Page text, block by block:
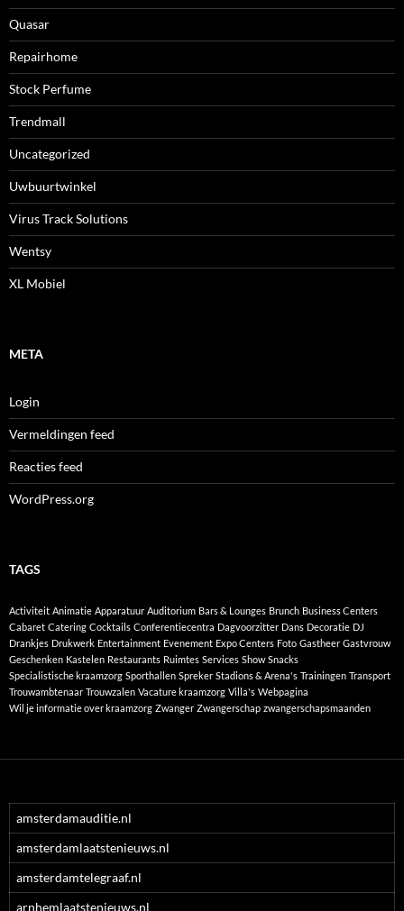
Quasar
Repairhome
Stock Perfume
Trendmall
Uncategorized
Uwbuurtwinkel
Virus Track Solutions
Wentsy
XL Mobiel
META
Login
Vermeldingen feed
Reacties feed
WordPress.org
TAGS
Activiteit Animatie Apparatuur Auditorium Bars & Lounges Brunch Business Centers
Cabaret Catering Cocktails Conferentiecentra Dagvoorzitter Dans Decoratie DJ
Drankjes Drukwerk Entertainment Evenement Expo Centers Foto Gastheer Gastvrouw
Geschenken Kastelen Restaurants Ruimtes Services Show Snacks
Specialistische kraamzorg Sporthallen Spreker Stadions & Arena's Trainingen Transport
Trouwambtenaar Trouwzalen Vacature kraamzorg Villa's Webpagina
Wil je informatie over kraamzorg Zwanger Zwangerschap zwangerschapsmaanden
amsterdamauditie.nl
amsterdamlaatstenieuws.nl
amsterdamtelegraaf.nl
arnhemlaatstenieuws.nl